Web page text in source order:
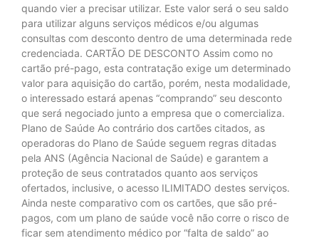
quando vier a precisar utilizar. Este valor será o seu saldo
para utilizar alguns serviços médicos e/ou algumas
consultas com desconto dentro de uma determinada rede
credenciada. CARTÃO DE DESCONTO Assim como no
cartão pré-pago, esta contratação exige um determinado
valor para aquisição do cartão, porém, nesta modalidade,
o interessado estará apenas “comprando” seu desconto
que será negociado junto a empresa que o comercializa.
Plano de Saúde Ao contrário dos cartões citados, as
operadoras do Plano de Saúde seguem regras ditadas
pela ANS (Agência Nacional de Saúde) e garantem a
proteção de seus contratados quanto aos serviços
ofertados, inclusive, o acesso ILIMITADO destes serviços.
Ainda neste comparativo com os cartões, que são pré-
pagos, com um plano de saúde você não corre o risco de
ficar sem atendimento médico por “falta de saldo” ao